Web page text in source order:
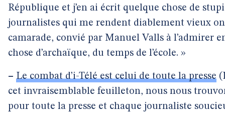
République et j’en ai écrit quelque chose de
journalistes qui me rendent diablement vieux
camarade, convié par Manuel Valls à l’admirer
chose d’archaïque, du temps de l’école. »
– Le combat d’i-Télé est celui de toute la presse
cet invraisemblable feuilleton, nous nous
pour toute la presse et chaque journaliste